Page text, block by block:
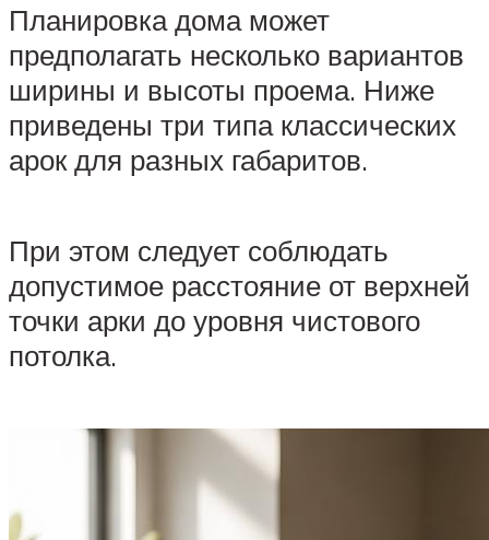
Планировка дома может
предполагать несколько вариантов
ширины и высоты проема. Ниже
приведены три типа классических
арок для разных габаритов.
При этом следует соблюдать
допустимое расстояние от верхней
точки арки до уровня чистового
потолка.